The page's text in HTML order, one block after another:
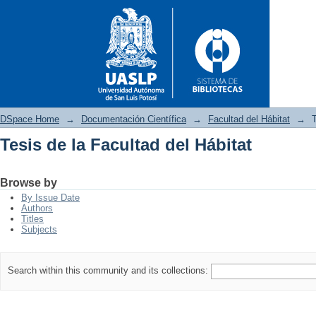
DSpace Home → Documentación Científica → Facultad del Hábitat →
Tesis de la Facultad del Hábitat
Browse by
By Issue Date
Authors
Titles
Subjects
Search within this community and its collections: